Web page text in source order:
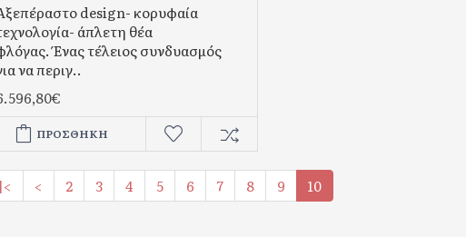
design- κορυφαία
άπλετη θέα
Ένας τέλειος συνδυασμός
να περιγ..
ΠΡΟΣΘΉΚΗ
|< < 2 3 4 5 6 7 8 9 10